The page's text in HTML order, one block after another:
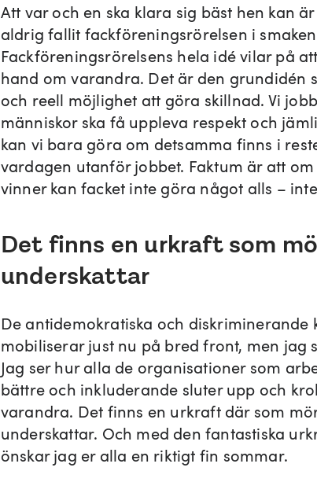
Att var och en ska klara sig bäst hen kan
aldrig fallit fackföreningsrörelsen i
Fackföreningsrörelsens hela idé vilar på
hand om varandra. Det är den grundidén
och reell möjlighet att göra skillnad. Vi
människor ska få uppleva respekt och
kan vi bara göra om detsamma finns i
vardagen utanför jobbet. Faktum är att
vinner kan facket inte göra något alls –
Det finns en urkraft som
underskattar
De antidemokratiska och
mobiliserar just nu på bred front, men jag
Jag ser hur alla de organisationer som
bättre och inkluderande sluter upp och
varandra. Det finns en urkraft där som
underskattar. Och med den fantastiska
önskar jag er alla en riktigt fin sommar.